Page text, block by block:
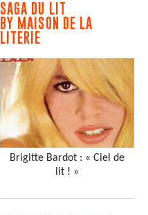
SAGA DU LIT
BY MAISON DE LA
LITERIE
Brigitte Bardot : « Ciel de
lit ! »